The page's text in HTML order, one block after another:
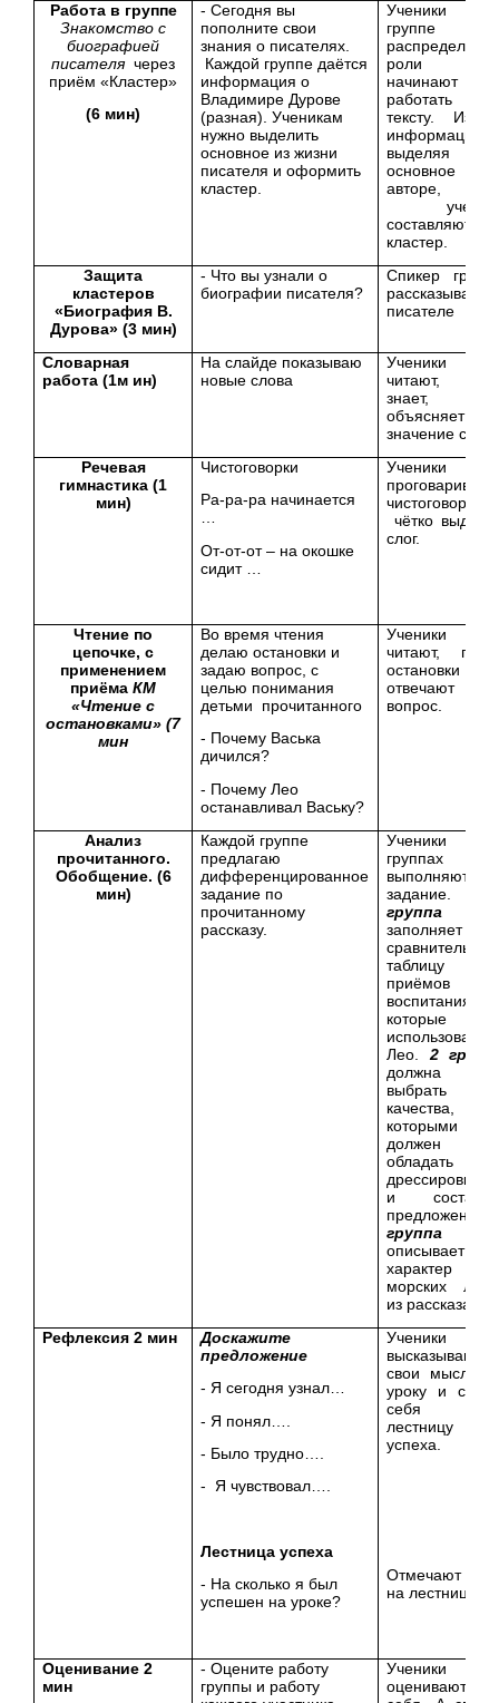
Работа в группе
Знакомство с
биографией
писателячерез
приём «Кластер»
(6 мин)
- Сегодня вы
пополните свои
знания о писателях.
Каждой группе даётся
информация о
Владимире Дурове
(разная). Ученикам
нужно выделить
основное из жизни
писателя и оформить
кластер.
Ученики
группе
распределяют
роли
начинают
работать
тексту.
информацию
выделяя
основное
авторе,
составляют
кластер.
Защита
кластеров
«Биография В.
Дурова» (3 мин)
- Что вы узнали о
биографии писателя?
Спикер
рассказывает
писателе
Словарная
работа (1м ин)
На слайде показываю
новые слова
Ученики
читают,
знает,
объясняет
значение слов.
Речевая
гимнастика (1
мин)
Чистоговорки
Ра-ра-ра начинается
…
От-от-от – на окошке
сидит …
Ученики
проговаривают
чистоговорки,
чётко
слог.
Чтение по
цепочке, с
применением
приёма КМ
«Чтение с
остановками» (7
мин
Во время чтения
делаю остановки и
задаю вопрос, с
целью понимания
детьми прочитанного
- Почему Васька
дичился?
- Почему Лео
останавливал Ваську?
Ученики
читают,
остановки
отвечают
вопрос.
Анализ
прочитанного.
Обобщение. (6
мин)
Каждой группе
предлагаю
дифференцированное
задание по
прочитанному
рассказу.
Ученики
группах
выполняют
задание.
группа
заполняет
сравнительную
таблицу
приёмов
воспитания,
которые
использовал
Лео. 2
должна
выбрать
качества,
которыми
должен
обладать
дрессировщик
и
предложения
группа
описывает
характер
морских
из рассказа.
Рефлексия 2 мин
Доскажите
предложение
- Я сегодня узнал…
- Я понял….
- Было трудно….
- Я чувствовал….
Лестница успеха
- На сколько я был
успешен на уроке?
Ученики
высказывают
свои мысли
уроку и
себя
лестницу
успеха.
Отмечают
на лестнице.
Оценивание 2
мин
- Оцените работу
группы и работу
Ученики
оценивают